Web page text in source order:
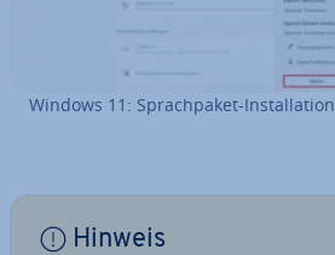
Windows 11: Sprach­pa­ket-In­stal­la­ti­on
Hinweis